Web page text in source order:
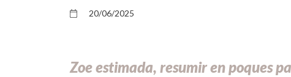
20/06/2025
Zoe estimada, resumir en poques